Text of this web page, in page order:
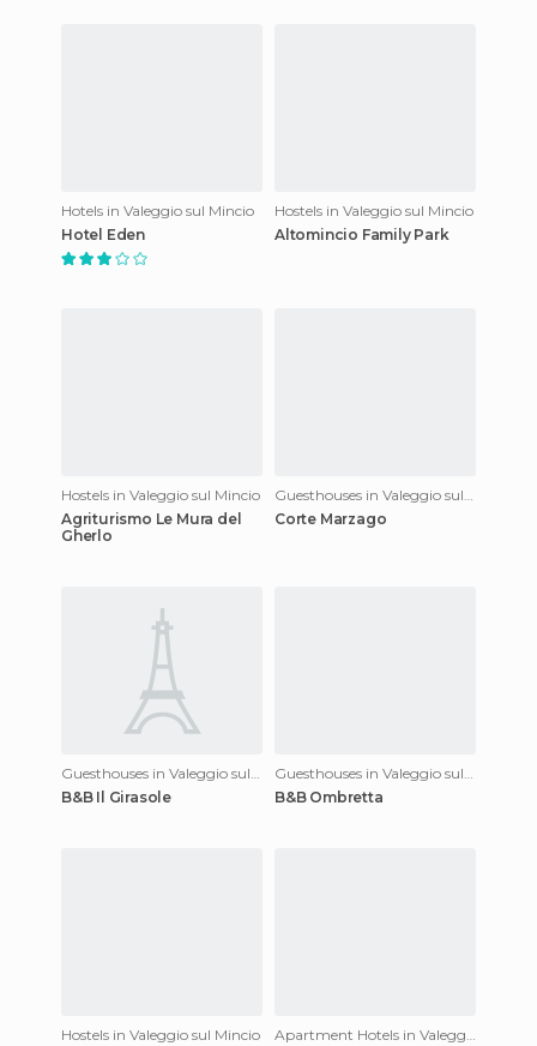
Hotels in Valeggio sul Mincio
Hotel Eden
Hostels in Valeggio sul Mincio
Altomincio Family Park
Hostels in Valeggio sul Mincio
Agriturismo Le Mura del
Gherlo
Corte Marzago
B&B Il Girasole
B&B Ombretta
Hostels in Valeggio sul Mincio